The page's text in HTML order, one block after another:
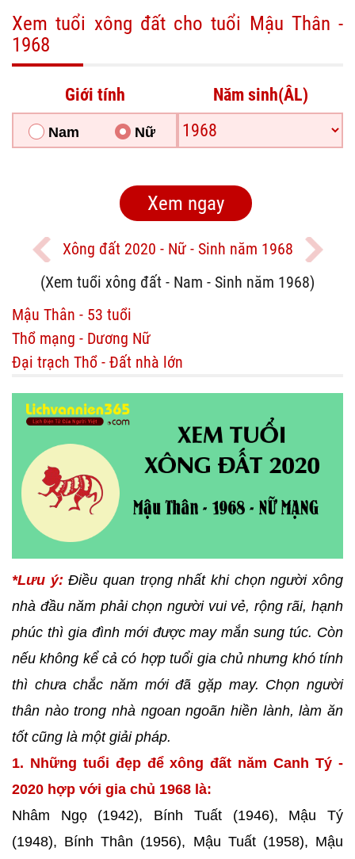
Xem tuổi xông đất cho tuổi Mậu Thân -
1968
Giới tính
Nam Nữ
Năm sinh(ÂL)
Xông đất 2020 - Nữ - Sinh năm 1968
(Xem tuổi xông đất - Nam - Sinh năm 1968)
Mậu Thân - 53 tuổi
Thổ mạng - Dương Nữ
Đại trạch Thổ - Đất nhà lớn
*Lưu ý: Điều quan trọng nhất khi chọn người xông
nhà đầu năm phải chọn người vui vẻ, rộng rãi, hạnh
phúc thì gia đình mới được may mắn sung túc. Còn
nếu không kể cả có hợp tuổi gia chủ nhưng khó tính
thì chưa chắc năm mới đã gặp may. Chọn người
thân nào trong nhà ngoan ngoãn hiền lành, làm ăn
tốt cũng là một giải pháp.
1. Những tuổi đẹp để xông đất năm Canh Tý -
2020 hợp với gia chủ 1968 là:
Nhâm Ngọ (1942), Bính Tuất (1946), Mậu Tý
(1948), Bính Thân (1956), Mậu Tuất (1958), Mậu